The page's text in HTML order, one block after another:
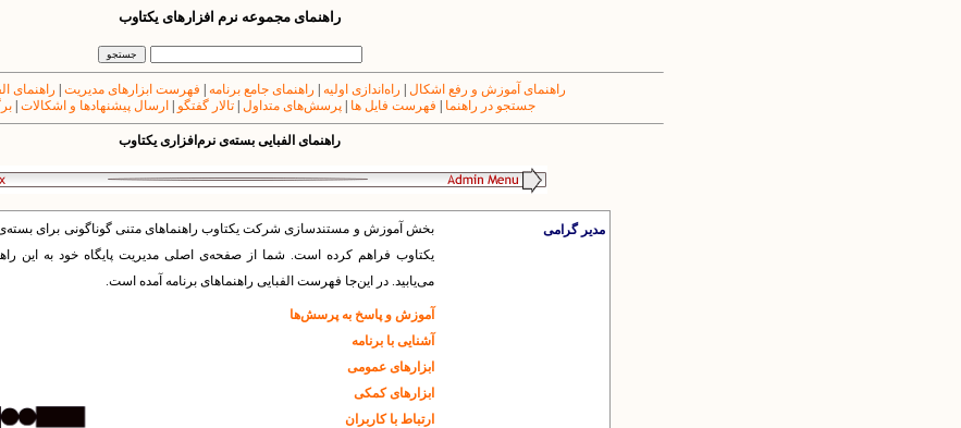
راهنمای مجموعه نرم افزارهای یکتاوب
راهنمای آموزش و رفع اشکال راه‌اندازی اولیه راهنمای جامع برنامه فهرست ابزارهای مدیریت راهنمای
جستجو در راهنما
فهرست فایل ها پرسش‌های متداول تالار گفتگو ارسال پیشنهادها و اشکالات
راهنمای الفبایی بسته‌ی نرم‌افزاری یکتاوب
مدیر گرامی
بخش آموزش و مستندسازى شرکت یکتاوب راهنماهاى متنى گوناگونى براى
یکتاوب فراهم کرده است. شما از صفحه‌ى اصلى مدیریت پایگاه خود به این
می‌یابید. در این‌جا فهرست الفبایی راهنماهای برنامه آمده است.
آموزش و پاسخ به پرسش‌ها
آشنایی با برنامه
ابزارهای عمومی
ابزارهای کمکی
ارتباط با کاربران